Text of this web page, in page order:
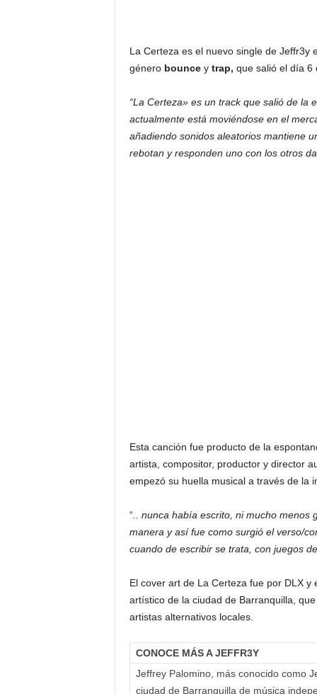
La Certeza es el nuevo single de Jeffr3y
género bouncey trap, que salió el día 6
“La Certeza» es un track que salió de la
actualmente está moviéndose en el
añadiendo sonidos aleatorios mantiene
rebotan y responden uno con los otros
Esta canción fue producto de la
artista, compositor, productor y director
empezó su huella musical a través de la
“.. nunca había escrito, ni mucho menos
manera y así fue como surgió el verso/
cuando de escribir se trata, con juegos
El cover art de La Certeza fue por DLX y
artístico de la ciudad de Barranquilla,
artistas alternativos locales.
CONOCE MÁS A JEFFR3Y
­Jeffrey Palomino, más conocido como
ciudad de Barranquilla de música